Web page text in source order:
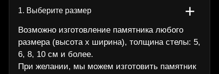
+
1. Выберите размер
Возможно изготовление памятника любого
размера (высота х ширина), толщина стелы: 5,
6, 8, 10 см и более.
При желании, мы можем изготовить памятник